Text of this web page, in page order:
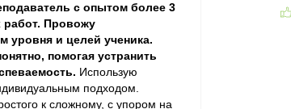
с опытом более 3
работ. Провожу
уровня и целей ученика.
помогая устранить
Использую
подходом.
к сложному, с упором на